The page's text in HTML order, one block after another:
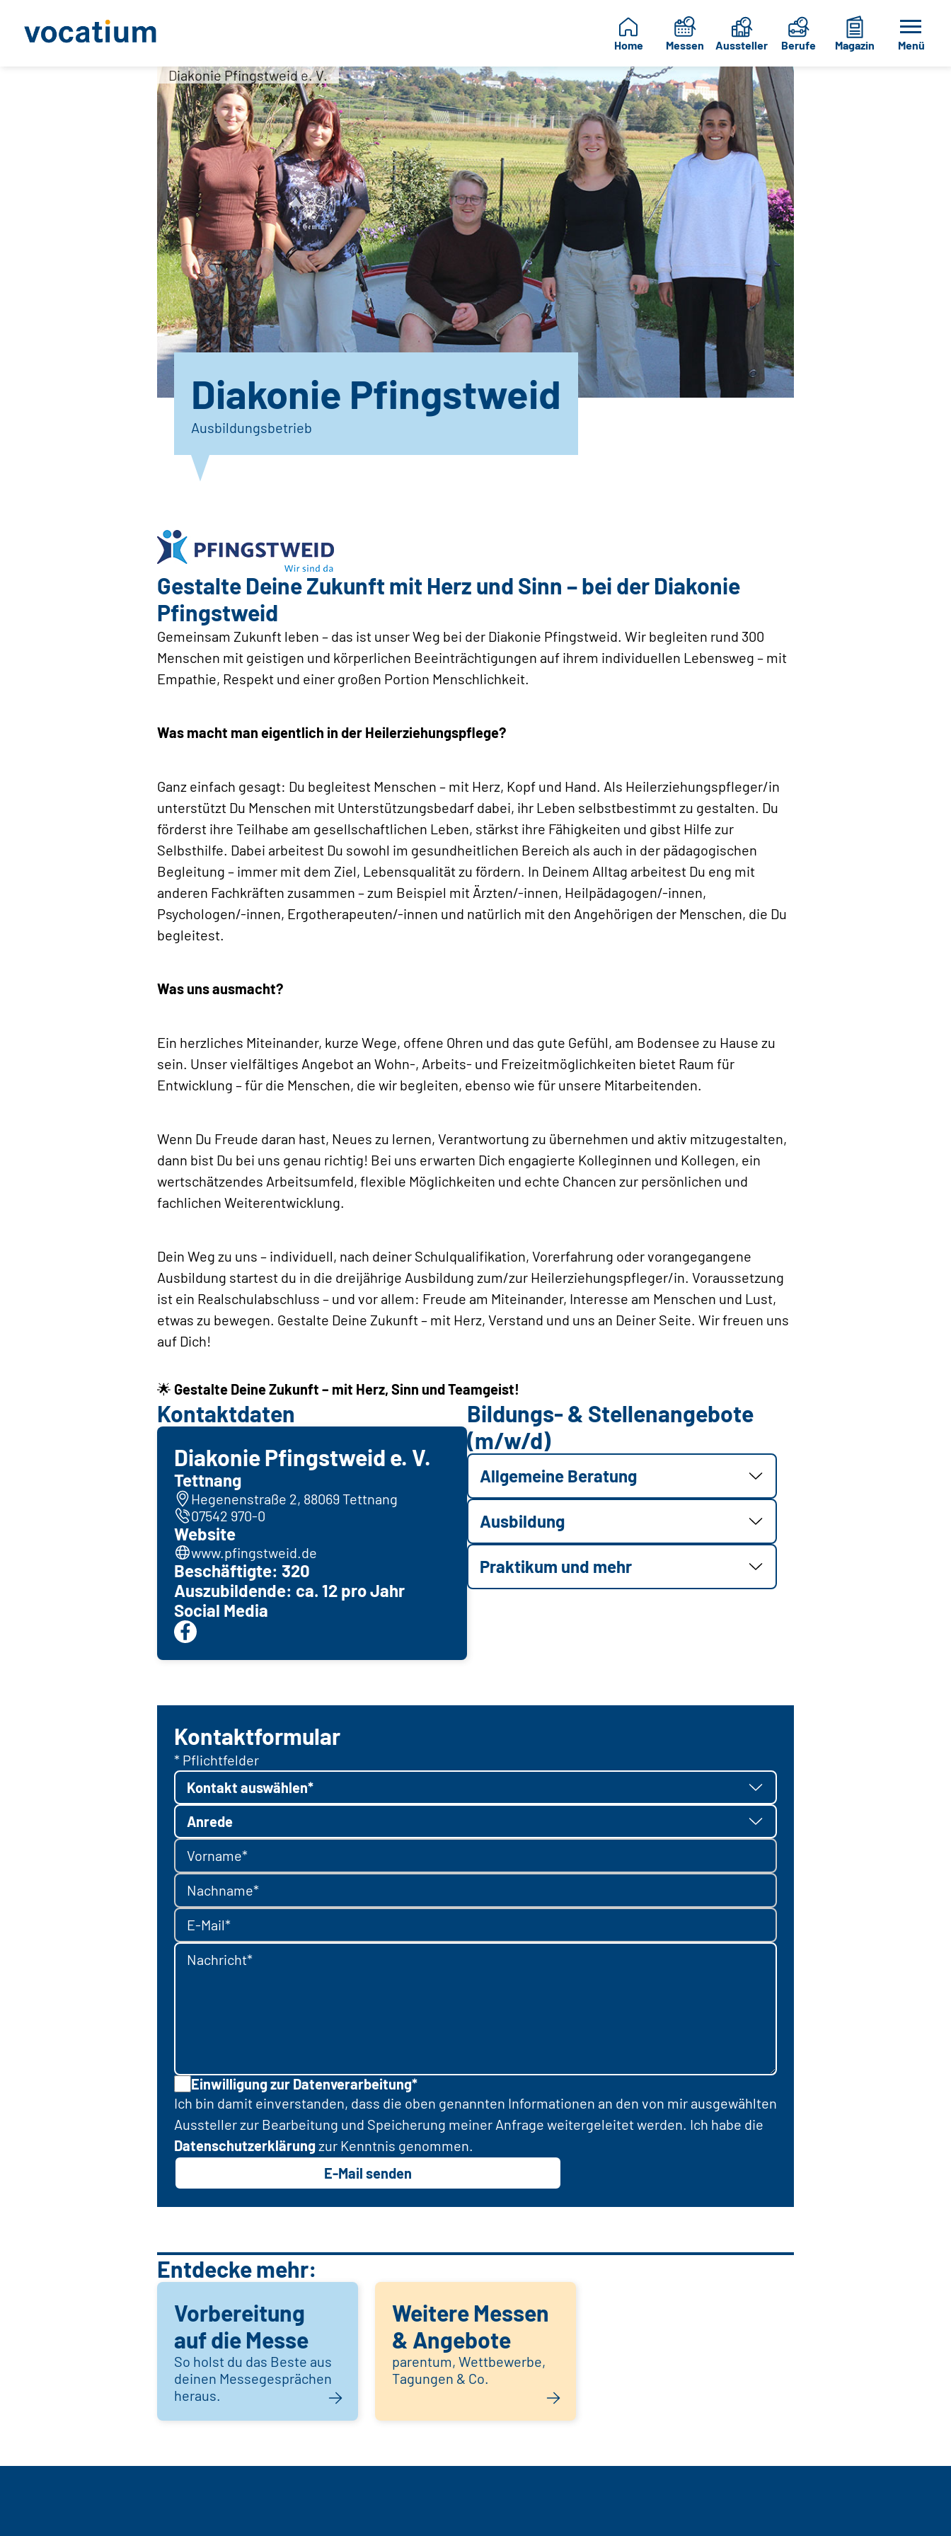
Home Messen Aussteller Berufe Magazin Menü
Diakonie Pfingstweid e. V.
Diakonie Pfingstweid
Ausbildungsbetrieb
Gestalte Deine Zukunft mit Herz und Sinn – bei der Diakonie
Pfingstweid
Gemeinsam Zukunft leben – das ist unser Weg bei der Diakonie Pfingstweid. Wir begleiten rund 300
Menschen mit geistigen und körperlichen Beeinträchtigungen auf ihrem individuellen Lebensweg – mit
Empathie, Respekt und einer großen Portion Menschlichkeit.
Was macht man eigentlich in der Heilerziehungspflege?
Ganz einfach gesagt: Du begleitest Menschen – mit Herz, Kopf und Hand. Als Heilerziehungspfleger/in
unterstützt Du Menschen mit Unterstützungsbedarf dabei, ihr Leben selbstbestimmt zu gestalten. Du
förderst ihre Teilhabe am gesellschaftlichen Leben, stärkst ihre Fähigkeiten und gibst Hilfe zur
Selbsthilfe. Dabei arbeitest Du sowohl im gesundheitlichen Bereich als auch in der pädagogischen
Begleitung – immer mit dem Ziel, Lebensqualität zu fördern. In Deinem Alltag arbeitest Du eng mit
anderen Fachkräften zusammen – zum Beispiel mit Ärzten/-innen, Heilpädagogen/-innen,
Psychologen/-innen, Ergotherapeuten/-innen und natürlich mit den Angehörigen der Menschen, die Du
begleitest.
Was uns ausmacht?
Ein herzliches Miteinander, kurze Wege, offene Ohren und das gute Gefühl, am Bodensee zu Hause zu
sein. Unser vielfältiges Angebot an Wohn-, Arbeits- und Freizeitmöglichkeiten bietet Raum für
Entwicklung – für die Menschen, die wir begleiten, ebenso wie für unsere Mitarbeitenden.
Wenn Du Freude daran hast, Neues zu lernen, Verantwortung zu übernehmen und aktiv mitzugestalten,
dann bist Du bei uns genau richtig! Bei uns erwarten Dich engagierte Kolleginnen und Kollegen, ein
wertschätzendes Arbeitsumfeld, flexible Möglichkeiten und echte Chancen zur persönlichen und
fachlichen Weiterentwicklung.
Dein Weg zu uns – individuell, nach deiner Schulqualifikation, Vorerfahrung oder vorangegangene
Ausbildung startest du in die dreijährige Aus­bildung zum/zur Heilerziehungspfleger/in. Voraussetzung
ist ein Realschulabschluss – und vor allem: Freude am Miteinander, ­Interesse am Menschen und Lust,
etwas zu bewegen. Gestalte Deine Zukunft – mit Herz, Verstand und uns an Deiner ­Seite. Wir freuen uns
auf Dich!
🌟 Gestalte Deine Zukunft – mit Herz, Sinn und Teamgeist!
Kontaktdaten
Diakonie Pfingstweid e. V.
Tettnang
Hegenenstraße 2, 88069 Tettnang
07542 970-0
Website
www.pfingstweid.de
Beschäftigte: 320
Auszubildende: ca. 12 pro Jahr
Social Media
Bildungs- & Stellenangebote
(m/w/d)
Allgemeine Beratung
Ausbildung
Praktikum und mehr
Kontaktformular
* Pflichtfelder
Kontakt auswählen*
Anrede
Vorname*
Nachname*
E-Mail*
Nachricht*
Einwilligung zur Datenverarbeitung*
Ich bin damit einverstanden, dass die oben genannten Informationen an den von mir ausgewählten
Aussteller zur Bearbeitung und Speicherung meiner Anfrage weitergeleitet werden. Ich habe die
Datenschutzerklärungzur Kenntnis genommen.
E-Mail senden
Entdecke mehr:
Vorbereitung
auf die Messe
So holst du das Beste aus
deinen Messegesprächen
heraus.
Weitere Messen
& Angebote
parentum, Wettbewerbe,
Tagungen & Co.